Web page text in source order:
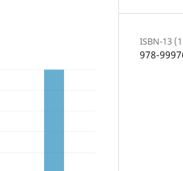
ISBN-13
978-